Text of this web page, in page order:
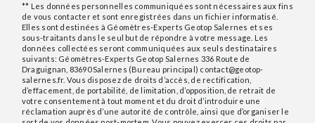
** Les données personnelles communiquées sont nécessaires aux fins
de vous contacter et sont enregistrées dans un fichier informatisé.
Elles sont destinées à Géomètres-Experts Geotop Salernes et ses
sous-traitants dans le seul but de répondre à votre message. Les
données collectées seront communiquées aux seuls destinataires
suivants: Géomètres-Experts Geotop Salernes 336 Route de
Draguignan, 83690 Salernes (Bureau principal) contact@geotop-
salernes.fr. Vous disposez de droits d’accès, de rectification,
d’effacement, de portabilité, de limitation, d’opposition, de retrait de
votre consentement à tout moment et du droit d’introduire une
réclamation auprès d’une autorité de contrôle, ainsi que d’organiser le